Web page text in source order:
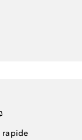
rapide